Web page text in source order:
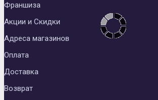
Франшиза
Акции и Скидки
Адреса магазинов
Оплата
Доставка
Возврат